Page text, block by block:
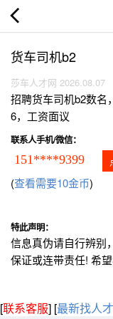
货车司机b2
莎车人才网 2026.08.07
招聘货车司机b2数名
6，工资面议
联系人手机/微信：
151****9399
(查看需要10金币)
特此声明：
信息真伪请自行辨别
保证或连带责任! 希
[联系客服] [最新找人才